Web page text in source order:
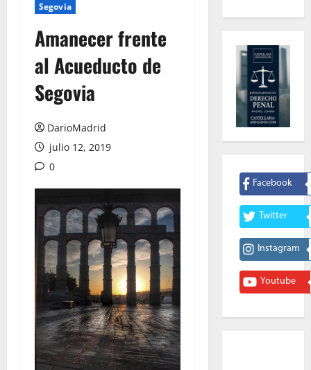
Segovia
Amanecer frente
al Acueducto de
Segovia
DarioMadrid
julio 12, 2019
0
Facebook
Twitter
Instagram
Youtube